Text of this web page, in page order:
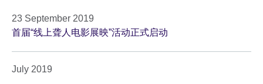
23 September 2019
首届“线上聋人电影展映”活动正式启动
July 2019